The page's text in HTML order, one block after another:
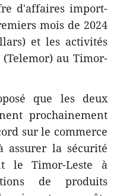
d'affaires import-
mois de 2024
et les activités
au Timor-
que les deux
prochainement
sur le commerce
la sécurité
le Timor-Leste à
de produits